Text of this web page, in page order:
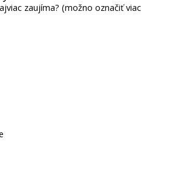
zaujíma? (možno označiť viac